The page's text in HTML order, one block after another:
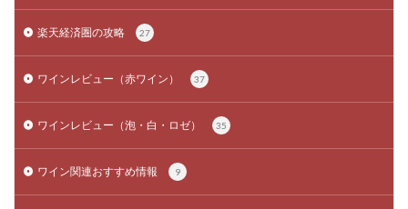
楽天経済圏の攻略 27
ワインレビュー（赤ワイン） 37
ワインレビュー（泡・白・ロゼ） 35
ワイン関連おすすめ情報 9